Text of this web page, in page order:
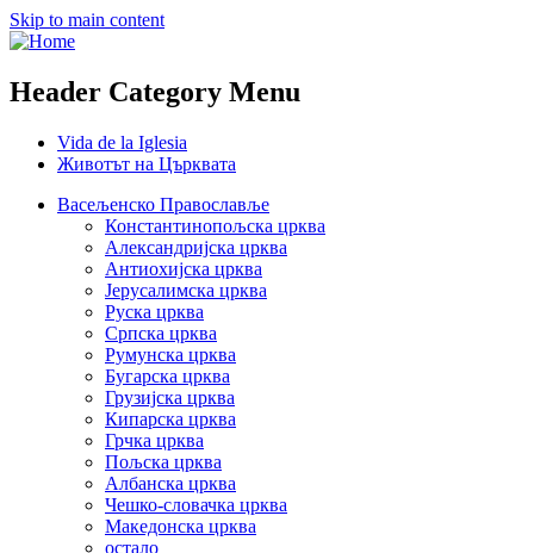
Skip to main content
Header Category Menu
Vida de la Iglesia
Животът на Църквата
Васељенско Православље
Константинопољска црква
Александријска црква
Антиохијска црква
Јерусалимска црква
Руска црква
Српска црква
Румунска црква
Бугарска црква
Грузијска црква
Кипарска црква
Грчка црква
Пољска црква
Албанска црква
Чешко-словачка црква
Македонска црква
остало